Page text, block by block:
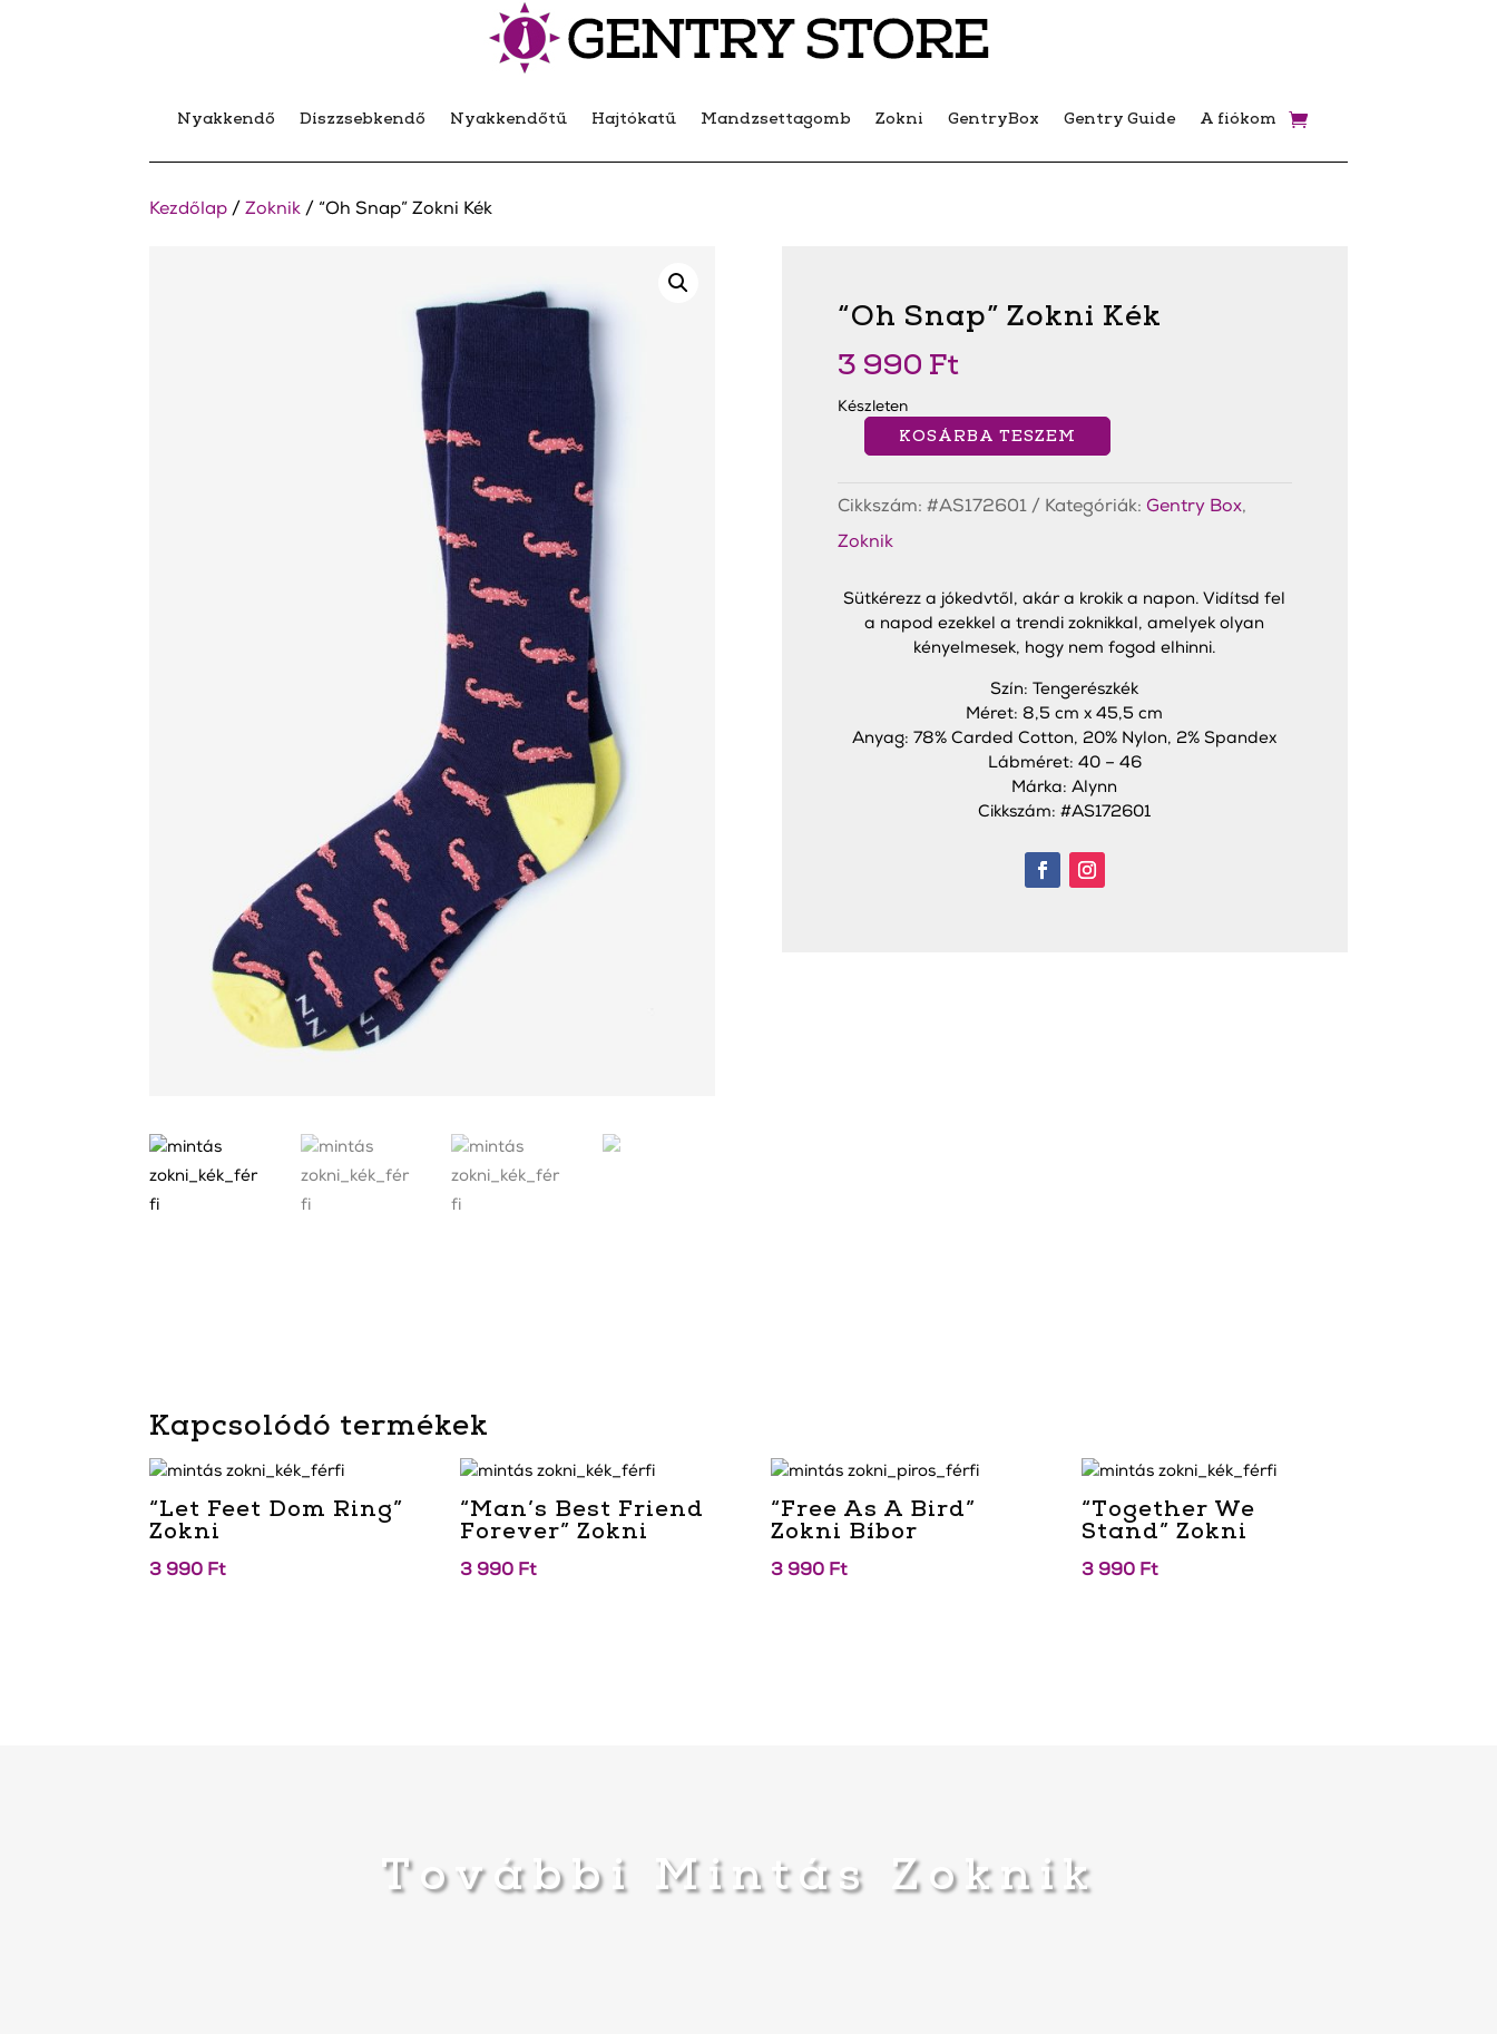
Nyakkendő Díszzsebkendő Nyakkendőtű Hajtókatű Mandzsettagomb Zokni GentryBox Gentry Guide A fiókom
Kezdőlap /Zoknik / “Oh Snap” Zokni Kék
“Oh Snap” Zokni Kék
3 990 Ft
Készleten
Snap"
mennyiség
KOSÁRBA TESZEM
Cikkszám: #AS172601 Kategóriák: Gentry Box,
Zoknik
Sütkérezz a jókedvtől, akár a krokik a napon. Vidítsd fel
a napod ezekkel a trendi zoknikkal, amelyek olyan
kényelmesek, hogy nem fogod elhinni.
Szín: Tengerészkék
Méret: 8,5 cm x 45,5 cm
Anyag: 78% Carded Cotton, 20% Nylon, 2% Spandex
Lábméret: 40 – 46
Márka: Alynn
Cikkszám: #AS172601
Kapcsolódó termékek
“Let Feet Dom Ring”
Zokni
3 990 Ft
“Man’s Best Friend
Forever” Zokni
3 990 Ft
“Free As A Bird”
Zokni Bíbor
3 990 Ft
“Together We
Stand” Zokni
3 990 Ft
További Mintás Zoknik